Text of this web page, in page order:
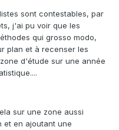
sont contestables, par
j'ai pu voir que les
qui grosso modo,
plan et à recenser les
d'étude sur une année
sur une zone aussi
et en ajoutant une